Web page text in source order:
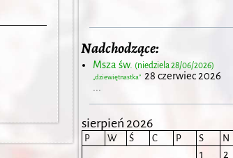
Nadchodzące:
Msza św. (niedziela 28/06/2026)
„dziewiętnastka” 28 czerwiec 2026
sierpień 2026
P W Ś C P S N
1
2